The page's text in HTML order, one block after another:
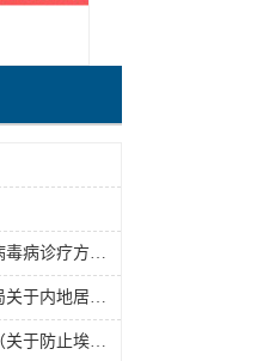
国家卫健委关于印发埃博拉病毒病诊疗方案（2026年版）的通知
中华人民共和国出入境管理局关于内地居民前往港澳地区定居审批条件的公告（2026-06-30）
海关总署公告2026年第65号（关于防止埃博拉病毒病疫情传入我国的公告）（2026-05-18）